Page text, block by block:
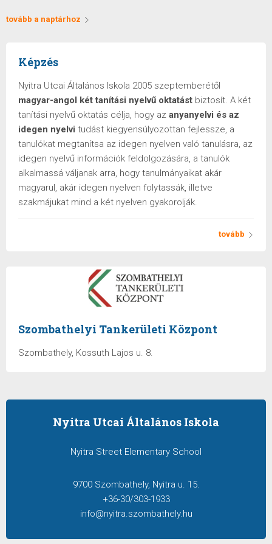
tovább a naptárhoz
Képzés
Nyitra Utcai Általános Iskola 2005 szeptemberétől
magyar-angol két tanítási nyelvű oktatást biztosít. A két
tanítási nyelvű oktatás célja, hogy az anyanyelvi és az
idegen nyelvi tudást kiegyensúlyozottan fejlessze, a
tanulókat megtanítsa az idegen nyelven való tanulásra, az
idegen nyelvű információk feldolgozására, a tanulók
alkalmassá váljanak arra, hogy tanulmányaikat akár
magyarul, akár idegen nyelven folytassák, illetve
szakmájukat mind a két nyelven gyakorolják.
tovább
Szombathelyi Tankerületi Központ
Szombathely, Kossuth Lajos u. 8.
Nyitra Utcai Általános Iskola
Nyitra Street Elementary School
9700 Szombathely, Nyitra u. 15.
+36-30/303-1933
info@nyitra.szombathely.hu